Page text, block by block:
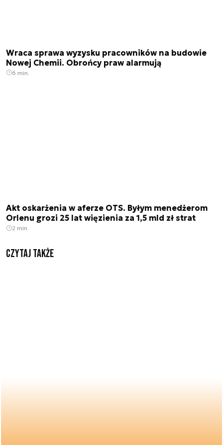
Wraca sprawa wyzysku pracowników na budowie
Nowej Chemii. Obrońcy praw alarmują
6 min.
Akt oskarżenia w aferze OTS. Byłym menedżerom
Orlenu grozi 25 lat więzienia za 1,5 mld zł strat
2 min.
Czytaj także